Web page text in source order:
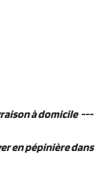
à domicile ---
en pépinière dans